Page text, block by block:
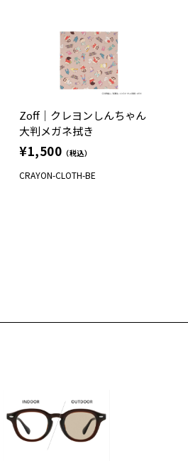
Zoff｜クレヨンしんちゃん
大判メガネ拭き
¥1,500 （税込）
CRAYON-CLOTH-BE